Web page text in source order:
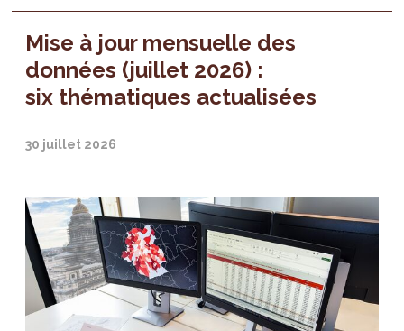
Mise à jour mensuelle des
données (juillet 2026) :
six thématiques actualisées
30 juillet 2026